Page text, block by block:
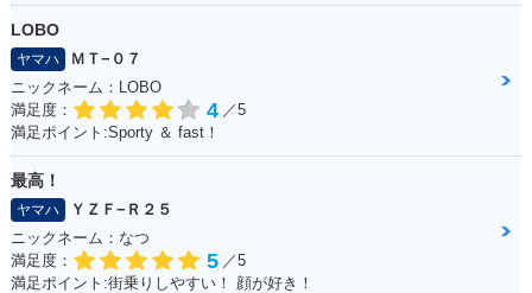
LOBO
ヤマハ
ＭＴ−０７
ニックネーム：LOBO
満足度：
4 ／5
満足ポイント:Sporty ＆ fast！
最高！
ヤマハ
ＹＺＦ−Ｒ２５
ニックネーム：なつ
満足度：
5 ／5
満足ポイント:街乗りしやすい！ 顔が好き！